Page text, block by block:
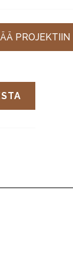
PROJEKTIIN